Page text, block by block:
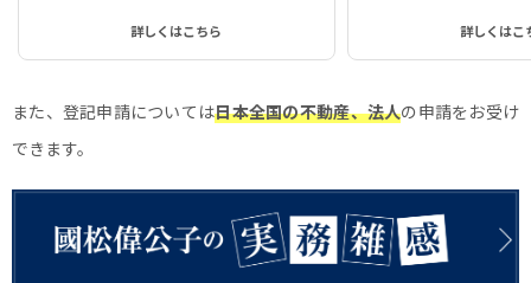
記、抵当権抹消登記などをストレスなく
スムーズに、ワンストップで実現しま
詳しくはこちら 詳しくはこ
また、登記申請については日本全国の不動産、法人の申請をお受け
できます。